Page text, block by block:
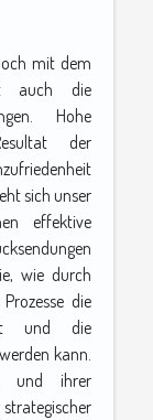
mit dem
auch die
Hohe
der
sich unser
effektive
wie durch
die
und die
kann.
und ihrer